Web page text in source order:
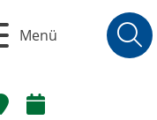
Menü